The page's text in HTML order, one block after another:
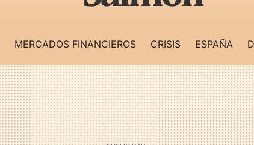
MERCADOS FINANCIEROS CRISIS ESPAÑA